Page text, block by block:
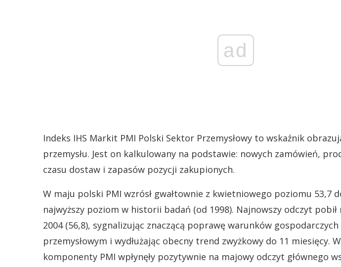
ad
Indeks IHS Markit PMI Polski Sektor Przemysłowy to wskaźnik
przemysłu. Jest on kalkulowany na podstawie: nowych zamówień,
czasu dostaw i zapasów pozycji zakupionych.
W maju polski PMI wzrósł gwałtownie z kwietniowego poziomu 53,7
najwyższy poziom w historii badań (od 1998). Najnowszy odczyt
2004 (56,8), sygnalizując znaczącą poprawę warunków
przemysłowym i wydłużając obecny trend zwyżkowy do 11 miesięcy.
komponenty PMI wpłynęły pozytywnie na majowy odczyt głównego